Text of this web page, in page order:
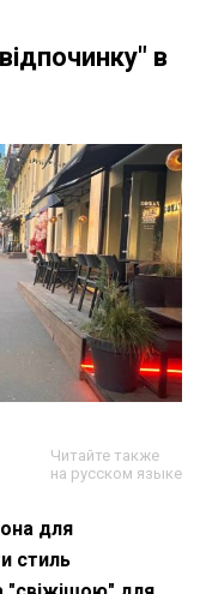
в
Читайте также
на русском языке
для
стиль